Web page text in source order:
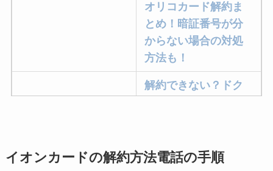
オリコカード解約ま
とめ！暗証番号が分
からない場合の対処
方法も！
解約できない？ドク
ミュゼプラチナムの
解約方法まとめ！契
イオンカードの解約方法電話の手順